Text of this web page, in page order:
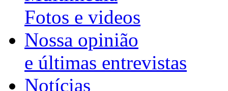
Fotos e videos
Nossa opinião
e últimas entrevistas
Notícias